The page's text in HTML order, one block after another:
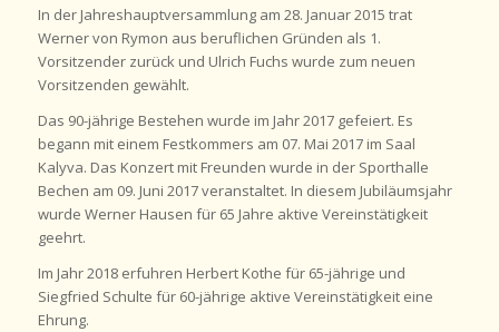
In der Jahreshauptversammlung am 28. Januar 2015 trat
Werner von Rymon aus beruflichen Gründen als 1.
Vorsitzender zurück und Ulrich Fuchs wurde zum neuen
Vorsitzenden gewählt.
Das 90-jährige Bestehen wurde im Jahr 2017 gefeiert. Es
begann mit einem Festkommers am 07. Mai 2017 im Saal
Kalyva. Das Konzert mit Freunden wurde in der Sporthalle
Bechen am 09. Juni 2017 veranstaltet. In diesem Jubiläumsjahr
wurde Werner Hausen für 65 Jahre aktive Vereinstätigkeit
geehrt.
Im Jahr 2018 erfuhren Herbert Kothe für 65-jährige und
Siegfried Schulte für 60-jährige aktive Vereinstätigkeit eine
Ehrung.